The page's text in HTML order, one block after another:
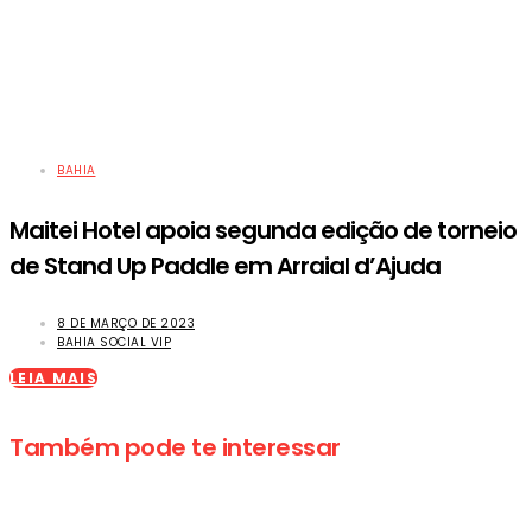
BAHIA
Maitei Hotel apoia segunda edição de torneio
de Stand Up Paddle em Arraial d’Ajuda
8 DE MARÇO DE 2023
BAHIA SOCIAL VIP
LEIA MAIS
Também pode te interessar